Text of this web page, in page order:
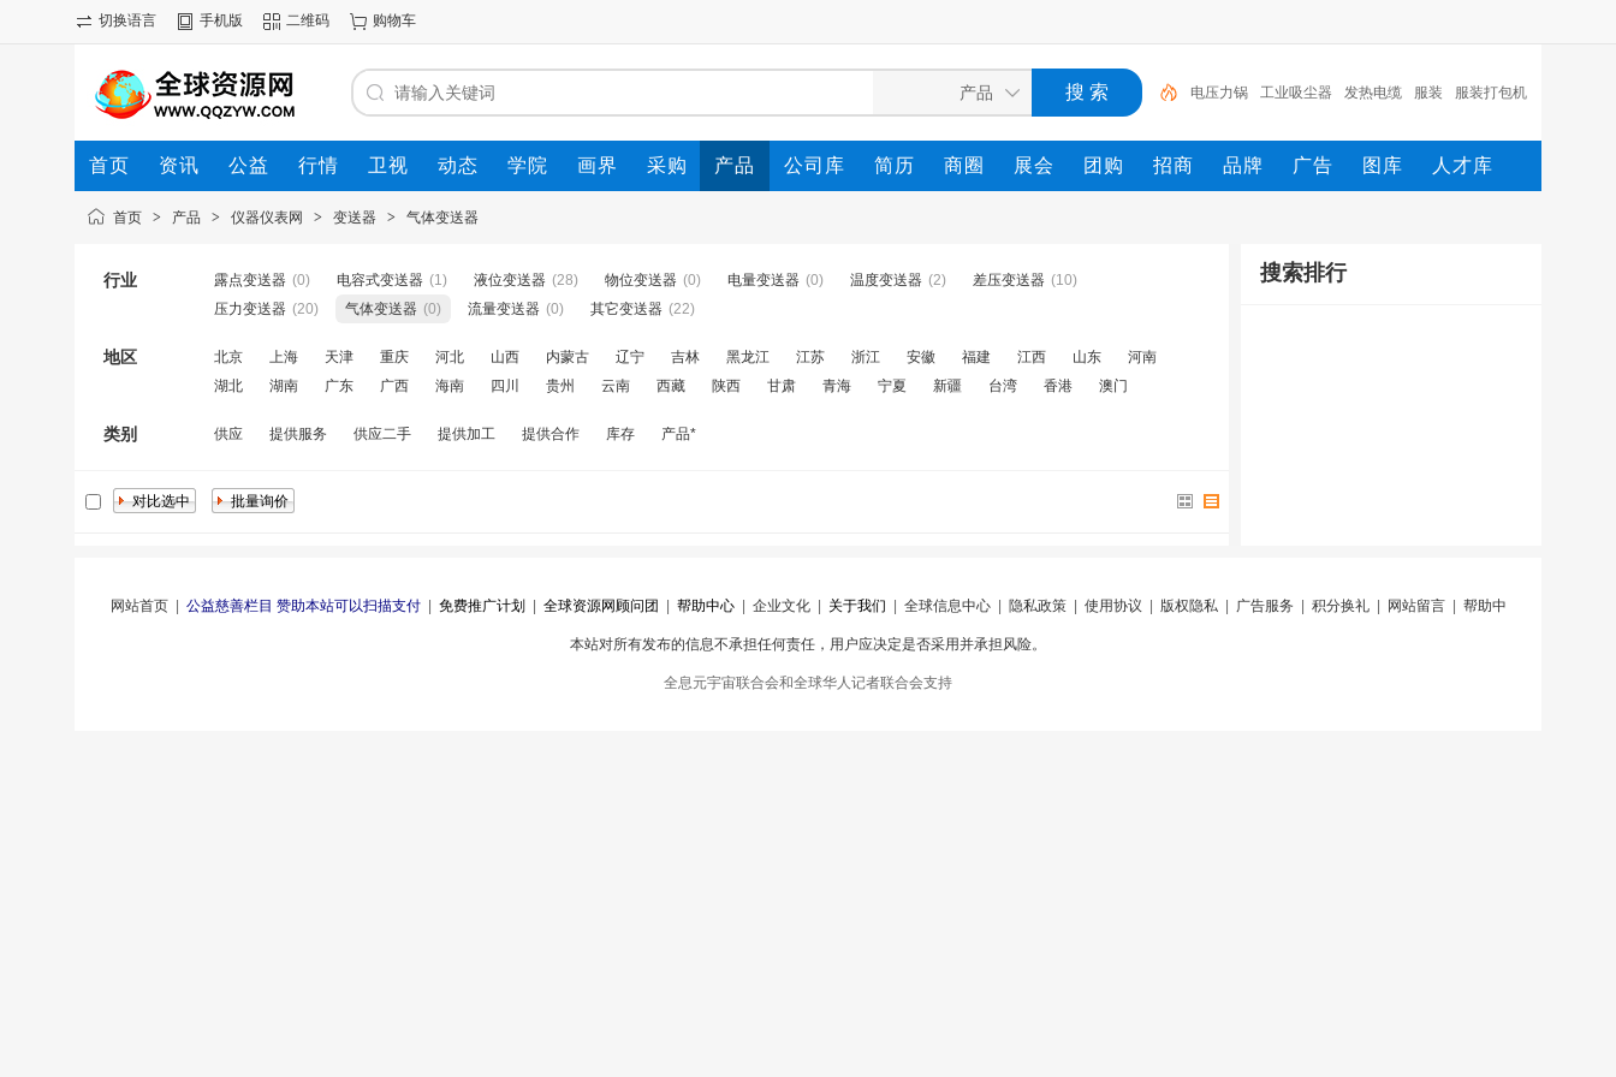
切换语言 手机版 二维码 购物车
电压力锅 工业吸尘器 发热电缆 服装 服装打包机
服务/ 工具 家用电器 电焊机 服务
首页 资讯 公益 行情 卫视 动态 学院 画界 采购 产品 公司库 简历 商圈 展会 团购 招商 品牌 广告 图库 人才库
首页 > 产品 > 仪器仪表网 > 变送器 > 气体变送器
行业 露点变送器 (0) 电容式变送器 (1) 液位变送器 (28) 物位变送器 (0) 电量变送器 (0) 温度变送器 (2) 差压变送器 (10)
压力变送器 (20) 气体变送器 (0) 流量变送器 (0) 其它变送器 (22)
地区 北京 上海 天津 重庆 河北 山西 内蒙古 辽宁 吉林 黑龙江 江苏 浙江 安徽 福建 江西 山东
河南
湖北
湖南 广东 广西 海南 四川 贵州 云南 西藏 陕西 甘肃 青海 宁夏 新疆 台湾 香港 澳门
类别 供应 提供服务 供应二手 提供加工 提供合作 库存 产品*
搜索排行
网站首页| 公益慈善栏目 赞助本站可以扫描支付| 免费推广计划 全球资源网顾问团 帮助中心| 企业文化| 关于我们 全球信息中心| 隐私政策| 使用协议 版权隐私| 广告服务 积分换礼| 网站留言| 帮助中
心|违规举报
本站对所有发布的信息不承担任何责任，用户应决定是否采用并承担风险。
全息元宇宙联合会和全球华人记者联合会支持